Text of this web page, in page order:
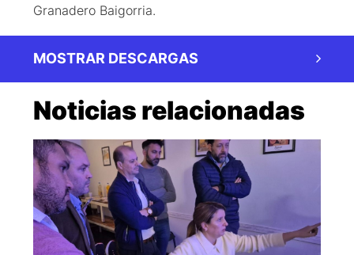
Granadero Baigorria.
MOSTRAR DESCARGAS
Noticias relacionadas